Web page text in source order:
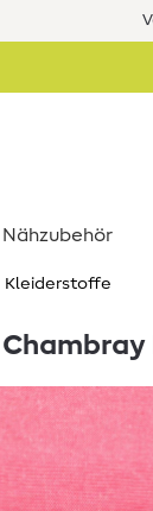
Nähzubehör
Kleiderstoffe